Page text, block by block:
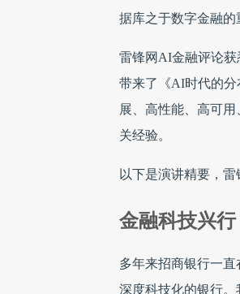
据库之于数字金融的
雷锋网AI金融评论获
带来了《AI时代的
展、高性能、高可
关经验。
以下是演讲精要，
金融科技兴行
多年来招商银行一
深度科技化的银行